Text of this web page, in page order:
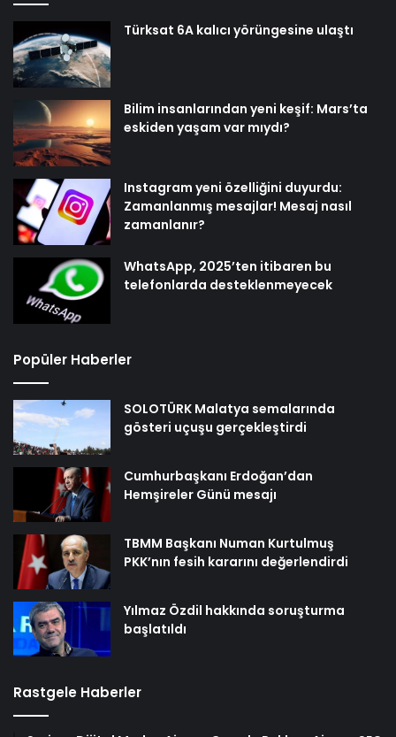
Türksat 6A kalıcı yörüngesine ulaştı
Bilim insanlarından yeni keşif: Mars’ta
eskiden yaşam var mıydı?
Instagram yeni özelliğini duyurdu:
Zamanlanmış mesajlar! Mesaj nasıl
zamanlanır?
WhatsApp, 2025’ten itibaren bu
telefonlarda desteklenmeyecek
Popüler Haberler
SOLOTÜRK Malatya semalarında
gösteri uçuşu gerçekleştirdi
Cumhurbaşkanı Erdoğan’dan
Hemşireler Günü mesajı
TBMM Başkanı Numan Kurtulmuş
PKK’nın fesih kararını değerlendirdi
Yılmaz Özdil hakkında soruşturma
başlatıldı
Rastgele Haberler